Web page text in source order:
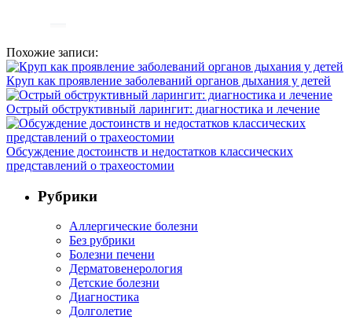
Похожие записи:
Круп как проявление заболеваний органов дыхания у детей
Острый обструктивный ларингит: диагностика и лечение
Обсуждение достоинств и недостатков классических
представлений о трахеостомии
Рубрики
Аллергические болезни
Без рубрики
Болезни печени
Дерматовенерология
Детские болезни
Диагностика
Долголетие